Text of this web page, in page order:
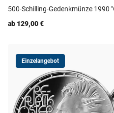
500-Schilling-Gedenkmünze 1990
ab 129,00 €
Einzelangebot